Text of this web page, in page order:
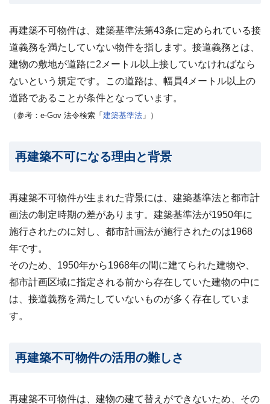
い
営
業
は
行
い
ま
ん
時
ル
受
翌
営
日
ま
に
ご
無料
お問
再建築不可物件は、 建築基準法第43条に定められている接
道義務を満たしていない物件を指します。接道義務とは、
建物の敷地が道路に2メートル以上接していなければなら
ないという規定です。この道路は、幅員4メートル以上の
道路であることが条件となっています。
（参考：e-Gov 法令検索「 建築基準法 」）
再建築不可になる理由と背景
再建築不可物件が生まれた背景には、建築基準法と都市計
画法の制定時期の差があります。建築基準法が1950年に
施行されたのに対し、 都市計画法が施行されたのは1968
年です。
そのため、1950年から1968年の間に建てられた建物や、
都市計画区域に指定される前から存在していた建物の中に
は、接道義務を満たしていないものが多く存在していま
す。
再建築不可物件の活用の難しさ
再建築不可物件は、建物の建て替えができないため、その